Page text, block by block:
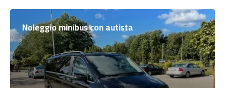
Noleggio minibus con autista